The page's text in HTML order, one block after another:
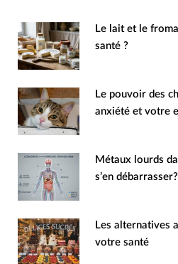
Le lait et le
santé ?
Le pouvoir des
anxiété et votre
Métaux lourds
s’en débarrasser?
Les alternatives
votre santé